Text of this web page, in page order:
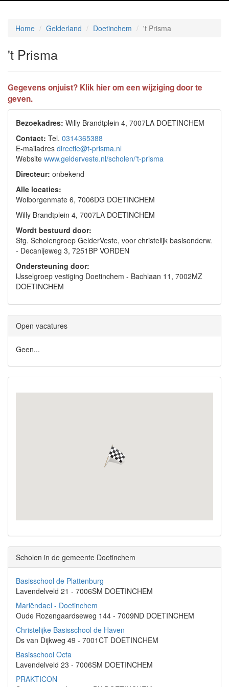
Home Gelderland Doetinchem 't Prisma
't Prisma
Gegevens onjuist? Klik hier om een wijziging door te
geven.
Bezoekadres: Willy Brandtplein 4, 7007LA DOETINCHEM
Contact: Tel. 0314365388
E-mailadres directie@t-prisma.nl
Website www.gelderveste.nl/scholen/'t-prisma
Directeur: onbekend
Alle locaties:
Wolborgenmate 6, 7006DG DOETINCHEM
Willy Brandtplein 4, 7007LA DOETINCHEM
Wordt bestuurd door:
Stg. Scholengroep GelderVeste, voor christelijk basisonderw.
- Decanijeweg 3, 7251BP VORDEN
Ondersteuning door:
IJsselgroep vestiging Doetinchem - Bachlaan 11, 7002MZ
DOETINCHEM
Open vacatures
Geen...
Scholen in de gemeente Doetinchem
Basisschool de Plattenburg
Lavendelveld 21 - 7006SM DOETINCHEM
Mariëndael - Doetinchem
Oude Rozengaardseweg 144 - 7009ND DOETINCHEM
Christelijke Basisschool de Haven
Ds van Dijkweg 49 - 7001CT DOETINCHEM
Basisschool Octa
Lavendelveld 23 - 7006SM DOETINCHEM
PRAKTICON